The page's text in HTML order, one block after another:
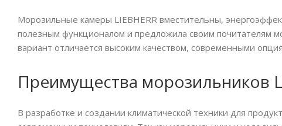
Морозильные камеры LIEBHERR вместительны,
полезным функционалом и предложила своим почитателям
вариант отличается высоким качеством, современными
Преимущества морозильников
В разработке и создании климатической техники для